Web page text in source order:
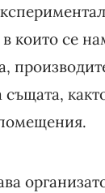
които се
същата,